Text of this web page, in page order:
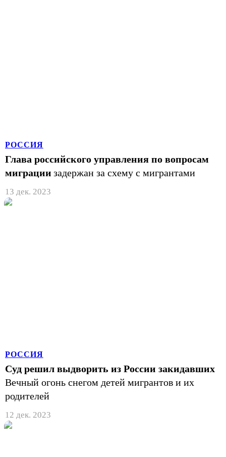
РОССИЯ
Глава российского управления по вопросам
миграции задержан за схему с мигрантами
13 дек. 2023
РОССИЯ
Суд решил выдворить из России закидавших
Вечный огонь снегом детей мигрантов и их
родителей
12 дек. 2023